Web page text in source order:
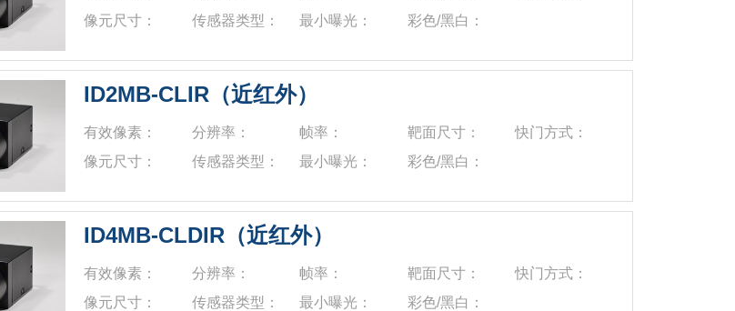
像元尺寸：
传感器类型： 最小曝光： 彩色/黑白：
ID2MB-CLIR（近红外）
有效像素： 分辨率： 帧率： 靶面尺寸：
快门方式：
像元尺寸：
传感器类型： 最小曝光： 彩色/黑白：
ID4MB-CLDIR（近红外）
有效像素： 分辨率： 帧率： 靶面尺寸：
快门方式：
像元尺寸：
传感器类型： 最小曝光： 彩色/黑白：